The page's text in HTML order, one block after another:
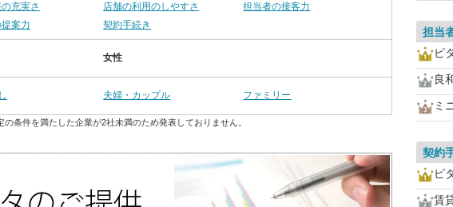
充実さ 店舗の利用のしやすさ
担当者の接客力
案力
契約手続き
女性
夫婦・カップル ファミリー
条件を満たした企業が2社未満のため発表しておりません。
担当
ピ
良
ミ
契約
ピ
賃